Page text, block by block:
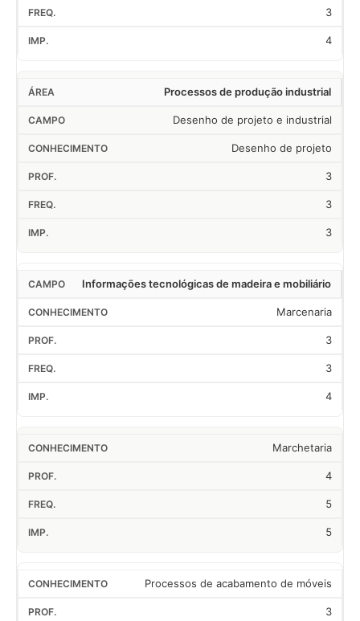
3
4
Processos de produção industrial
Desenho de projeto e industrial
Desenho de projeto
3
3
3
Informações tecnológicas de madeira e mobiliário
Marcenaria
3
3
4
Marchetaria
4
5
5
Processos de acabamento de móveis
3